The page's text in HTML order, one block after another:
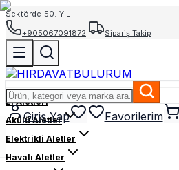
Sektörde 50. YIL
+905067091872
Sipariş Takip
Giriş Yap Favorilerim
El Aletleri
Akülü Aletler
Elektrikli Aletler
Havalı Aletler